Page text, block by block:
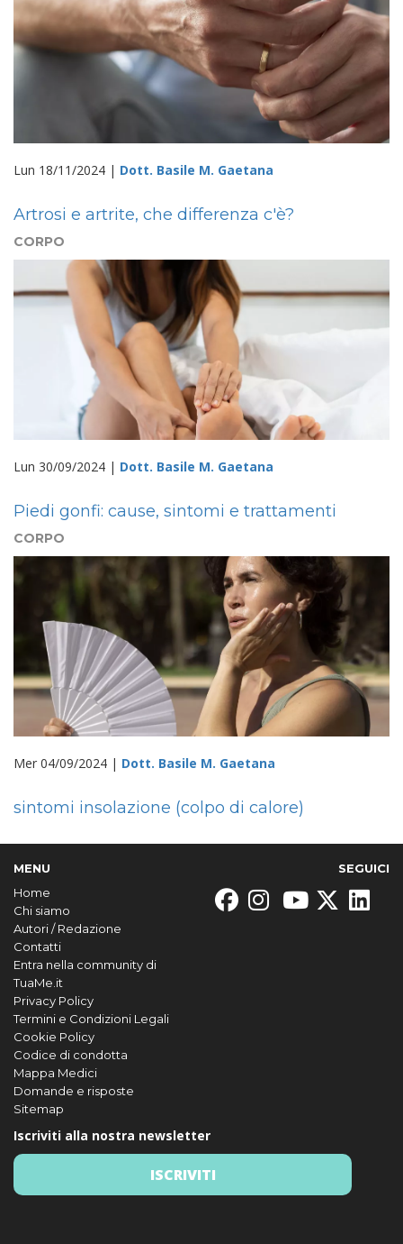
Lun 18/11/2024 | Dott. Basile M. Gaetana
Artrosi e artrite, che differenza c'è?
CORPO
Lun 30/09/2024 | Dott. Basile M. Gaetana
Piedi gonfi: cause, sintomi e trattamenti
CORPO
Mer 04/09/2024 | Dott. Basile M. Gaetana
sintomi insolazione (colpo di calore)
MENU
Home
Chi siamo
Autori / Redazione
Contatti
Entra nella community di
TuaMe.it
Privacy Policy
Termini e Condizioni Legali
Cookie Policy
Codice di condotta
Mappa Medici
Domande e risposte
Sitemap
SEGUICI
Iscriviti alla nostra newsletter
ISCRIVITI